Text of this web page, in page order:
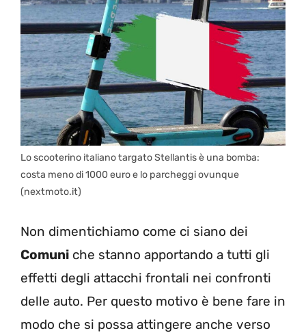
Lo scooterino italiano targato Stellantis è una bomba:
costa meno di 1000 euro e lo parcheggi ovunque
(nextmoto.it)
Non dimentichiamo come ci siano dei
Comuni che stanno apportando a tutti gli
effetti degli attacchi frontali nei confronti
delle auto. Per questo motivo è bene fare in
modo che si possa attingere anche verso